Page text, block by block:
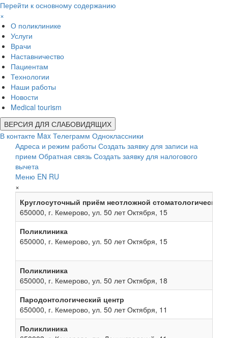
Перейти к основному содержанию
×
О поликлинике
Услуги
Врачи
Наставничество
Пациентам
Технологии
Наши работы
Новости
Medical tourism
ВЕРСИЯ ДЛЯ СЛАБОВИДЯЩИХ
В контакте Max Телеграмм Одноклассники
Адреса и режим работы Создать заявку для записи на
прием Обратная связь Создать заявку для налогового
вычета
Меню EN RU
×
Круглосуточный приём неотложной
650000, г. Кемерово, ул. 50 лет Октября, 15
Поликлиника
650000, г. Кемерово, ул. 50 лет Октября, 15
Поликлиника
650000, г. Кемерово, ул. 50 лет Октября, 18
Пародонтологический центр
650000, г. Кемерово, ул. 50 лет Октября, 11
Поликлиника